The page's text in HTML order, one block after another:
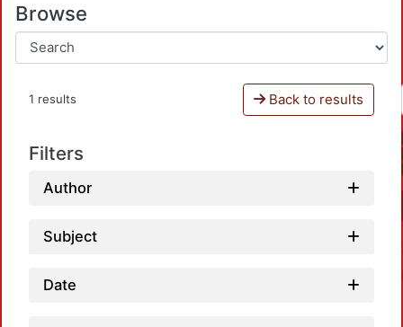
Browse
1 results Back to results
Filters
Author
Subject
Date